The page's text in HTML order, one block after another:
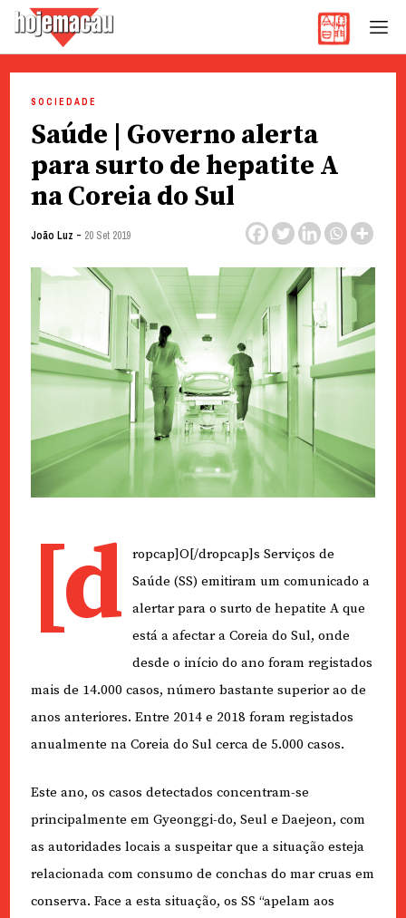
content
SOCIEDADE
Saúde | Governo alerta
para surto de hepatite A
na Coreia do Sul
João Luz - 20 Set 2019
[d
ropcap]O[/dropcap]s Serviços de
Saúde (SS) emitiram um comunicado a
alertar para o surto de hepatite A que
está a afectar a Coreia do Sul, onde
desde o início do ano foram registados
mais de 14.000 casos, número bastante superior ao de
anos anteriores. Entre 2014 e 2018 foram registados
anualmente na Coreia do Sul cerca de 5.000 casos.
Este ano, os casos detectados concentram-se
principalmente em Gyeonggi-do, Seul e Daejeon, com
as autoridades locais a suspeitar que a situação esteja
relacionada com consumo de conchas do mar cruas em
conserva. Face a esta situação, os SS “apelam aos